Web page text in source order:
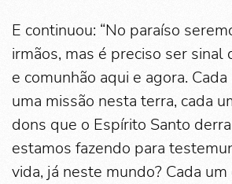
E continuou: “No paraíso
irmãos, mas é preciso ser sinal
e comunhão aqui e agora.
uma missão nesta terra, cada
dons que o Espírito Santo
estamos fazendo para
vida, já neste mundo? Cada